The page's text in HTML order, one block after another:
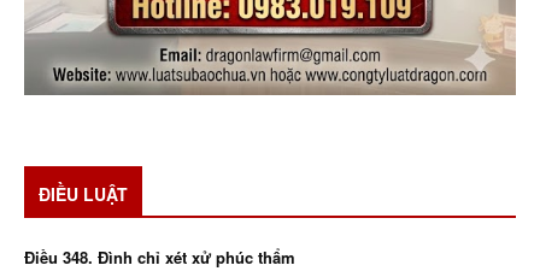
ĐIỀU LUẬT
Điều 348. Đình chỉ xét xử phúc thẩm